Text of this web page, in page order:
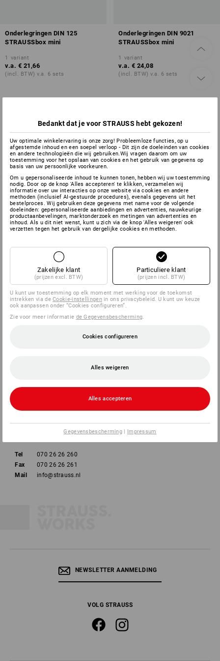
Onderlegringen DIN 125
STRAUSSbox mini
1 variant
v.a. € 21,66
(incl. BTW) v.a. 6 sets
Onderlegringen DIN 9021
STRAUSSbox mini
1 variant
v.a. € 24,08
(incl. BTW) v.a. 6 sets
SERVICE 070 26 26 260
BEDRIJVEN
INFORMATIE
BETAALWIJZEN
Exportweg 3
4782 JA Moerdijk
Tel
070 26 26 260
Fax
070 26 26 261
Mail
info@strauss.nl
NEWSLETTER AANMELDING
VOLG STRAUSS
Bedankt dat je voor STRAUSS hebt gekozen!
Uw optimale winkelervaring is onze zorg! Probleemloze functies, op u
afgestemde inhoud en een soepel verloop - Dit zijn de doeleinden van cookies
en andere technologieën die wij gebruiken.Wij vragen daarom om uw
toestemming voor het opslaan van cookies en het gebruik van gegevens op
basis van uw persoonlijke voorkeuren.
Om u gepersonaliseerde inhoud te kunnen tonen, hebben wij uw toestemming
nodig. Door op de knop 'Alles accepteren' te klikken, verzamelen wij
informatie over uw interacties op onze website via cookies en andere
methoden (inclusief AI-gestuurde procedures), evenals gegevens uit het
bestelproces. Wij gebruiken deze gegevens met name voor de volgende
doeleinden: gepersonaliseerde aanbiedingen en advertenties, nauwkeurige
productaanbevelingen, marktonderzoek en metingen van advertenties en
inhoud. Als u dit niet wenst, kunt u zich via de knop 'Alles weigeren' ook
verzetten tegen het gebruik van dergelijke cookies en methoden.
Zakelijke klant
(prijzen excl. BTW)
Particuliere klant
(prijzen incl. BTW)
U kunt uw toestemming op elk moment met werking voor de toekomst
intrekken via deCookie-instellingenin ons privacybeleid. U kunt uw keuze
ook aanpassen onder “Cookies configureren”.
Zie voor meer informatie de Gegevensbescherming
Cookies configureren
Alles weigeren
Alles accepteren
Gegevensbescherming | Impressum